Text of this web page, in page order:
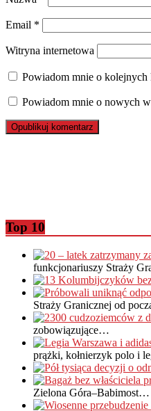
Email *
Witryna internetowa
Powiadom mnie o kolejnych
Powiadom mnie o nowych
Top 10
funkcjonariuszy Straży
Straży Granicznej od
zobowiązujące…
prążki, kołnierzyk polo i
Zielona Góra–Babimost…